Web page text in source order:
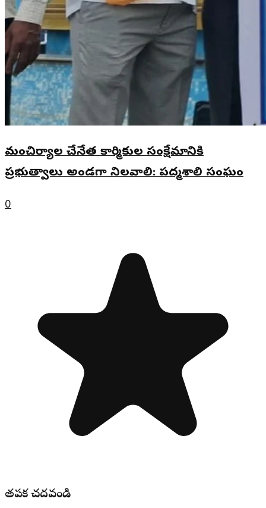
మంచిర్యాల చేనేత కార్మికుల సంక్షేమానికి
ప్రభుత్వాలు అండగా నిలవాలి: పద్మశాలి సంఘం
0
తప్పక చదవండి